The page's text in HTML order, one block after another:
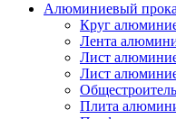
Алюминиевый
Круг
Лента
Лист
Лист
Плита